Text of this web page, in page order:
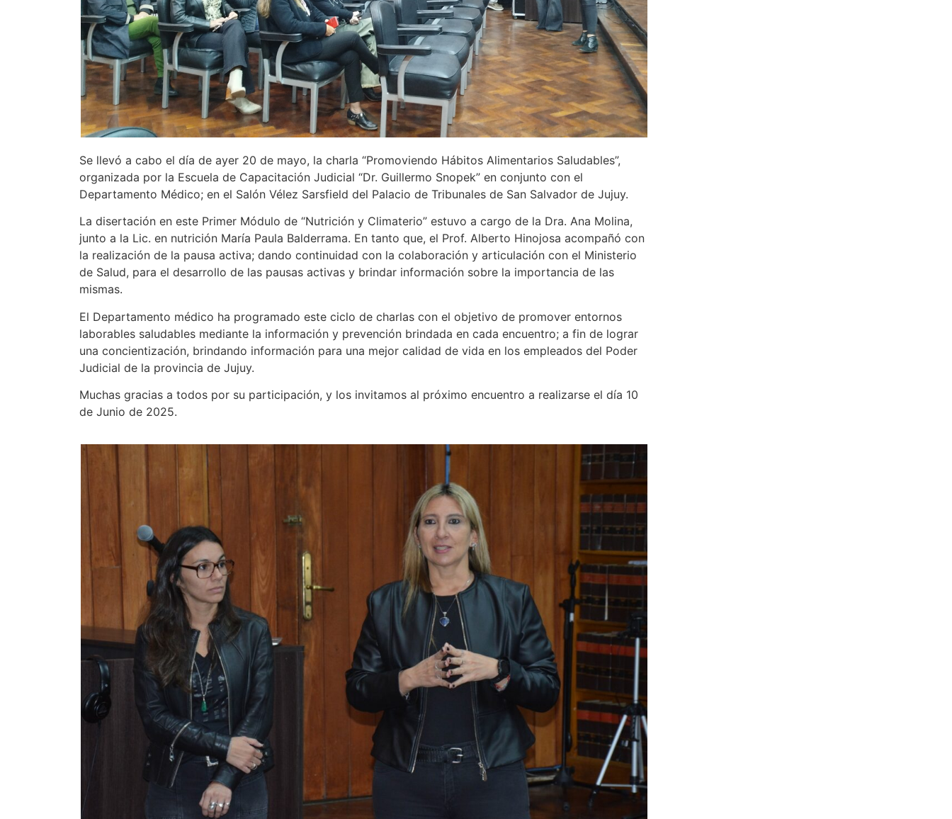
Se llevó a cabo el día de ayer 20 de mayo, la charla “Promoviendo Hábitos Alimentarios Saludables”,
organizada por la Escuela de Capacitación Judicial “Dr. Guillermo Snopek” en conjunto con el
Departamento Médico; en el Salón Vélez Sarsfield del Palacio de Tribunales de San Salvador de Jujuy.
La disertación en este Primer Módulo de “Nutrición y Climaterio” estuvo a cargo de la Dra. Ana Molina,
junto a la Lic. en nutrición María Paula Balderrama. En tanto que, el Prof. Alberto Hinojosa acompañó con
la realización de la pausa activa; dando continuidad con la colaboración y articulación con el Ministerio
de Salud, para el desarrollo de las pausas activas y brindar información sobre la importancia de las
mismas.
El Departamento médico ha programado este ciclo de charlas con el objetivo de promover entornos
laborables saludables mediante la información y prevención brindada en cada encuentro; a fin de lograr
una concientización, brindando información para una mejor calidad de vida en los empleados del Poder
Judicial de la provincia de Jujuy.
Muchas gracias a todos por su participación, y los invitamos al próximo encuentro a realizarse el día 10
de Junio de 2025.